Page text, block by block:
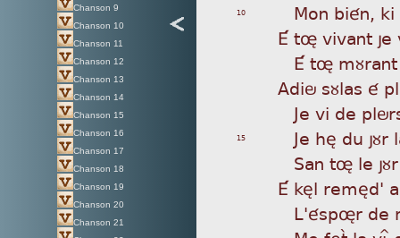
Chanson 9
Chanson 10
Chanson 11
Chanson 12
Chanson 13
Chanson 14
Chanson 15
Chanson 16
Chanson 17
Chanson 18
Chanson 19
Chanson 20
Chanson 21
10 Mon bién, ki
É tø vivant je
É tø
Adiö sùlas é
Je vi de
15 Je hè du jùr
San tø le jùr
É kèl remèd'
L'éspør de